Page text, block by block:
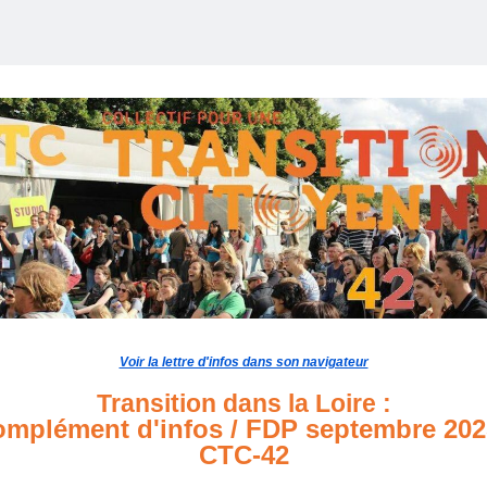
Voir la lettre d'infos dans son navigateur
Transition dans la Loire :
d'infos / FDP septembre
CTC-42